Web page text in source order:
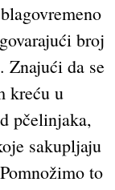
broj
Znajući da se
kreću u
pčelinjaka,
sakupljaju
to